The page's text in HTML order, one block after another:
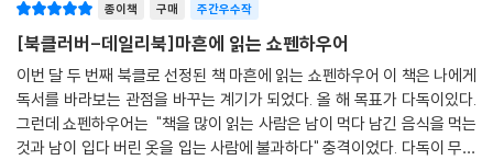
집어넣어 화상을 입고는 고독이라는 차가운 곳으로 도망쳐 불타고 있다고
탄식한다.”
“우리의 모든 불행은 혼자 있을 수 없는 데서 생긴다.”
“자존감을 갖고 살아라.”
“오늘은 단 한 번뿐이고 두 번 다시는 찾아오지 않는 것을 명심하라.”
종이책 구매 주간우수작
[북클러버-데일리북]마흔에 읽는 쇼펜하우어
이번 달 두 번째 북클로 선정된 책 마흔에 읽는 쇼펜하우어 이 책은 나에게
독서를 바라보는 관점을 바꾸는 계기가 되었다. 올 해 목표가 다독이있다.
그런데 쇼펜하우어는 "책을 많이 읽는 사람은 남이 먹다 남긴 음식을 먹는
것과 남이 입다 버린 옷을 입는 사람에 불과하다" 충격이었다. 다독이 무조